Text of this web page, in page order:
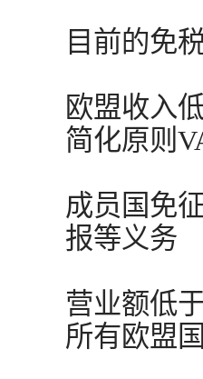
目前的免
欧盟收入
简化原则
成员国免
报等义务
营业额低
所有欧盟